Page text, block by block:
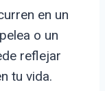
en un
o un
reflejar
tu vida.